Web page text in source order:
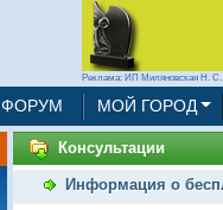
Реклама: ИП Миляновская Н. С.
ФОРУМ МОЙ ГОРОД
Консультации
Информация о